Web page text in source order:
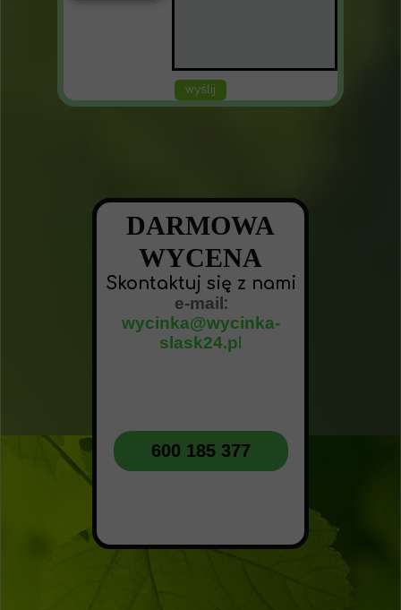
600 185 377
DARMOWA
WYCENA
Skontaktuj się z nami
e-mail :
wycinka@wycinka-
slask24.p
wyślij